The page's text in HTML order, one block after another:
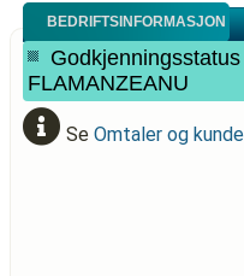
BEDRIFTSINFORMASJON
FLAMANZEANU
Se Omtaler og